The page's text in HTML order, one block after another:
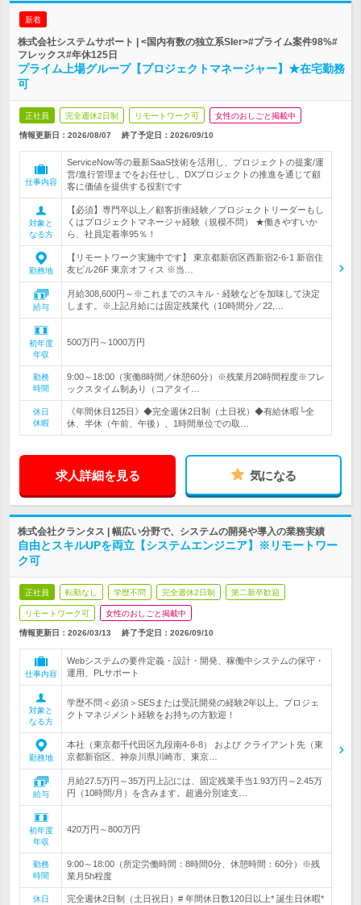
新着
株式会社システムサポート | <国内有数の独立系SIer>#プライム案件98%#
フレックス#年休125日
プライム上場グループ【プロジェクトマネージャー】★在宅勤務
可
正社員 完全週休2日制 リモートワーク可 女性のおしごと掲載中
情報更新日：2026/08/07 終了予定日： 2026/09/10
仕事内容
ServiceNow等の最新SaaS技術を活用し、プロジェクトの提案/運
営/進行管理までをお任せし、DXプロジェクトの推進を通じて顧
客に価値を提供する役割です
対象と
なる方
【必須】専門卒以上／顧客折衝経験／プロジェクトリーダーもし
くはプロジェクトマネージャ経験（規模不問） ★働きやすいか
ら、社員定着率95％！
勤務地
【リモートワーク実施中です】 東京都新宿区西新宿2-6-1 新宿住
友ビル26F 東京オフィス ※当…
給与
月給308,600円～※これまでのスキル・経験などを加味して決定
します。※上記月給には固定残業代（10時間分／22,…
初年度
年収
500万円～1000万円
勤務
時間
9:00～18:00（実働8時間／休憩60分）※残業月20時間程度※フレ
ックスタイム制あり（コアタイ…
休日
休暇
《年間休日125日》◆完全週休2日制（土日祝）◆有給休暇└全
休、半休（午前、午後）、1時間単位での取…
求人詳細を見る 気になる
株式会社クランタス | 幅広い分野で、システムの開発や導入の業務実績
自由とスキルUPを両立【システムエンジニア】※リモートワー
ク可
正社員 転勤なし 学歴不問 完全週休2日制 第二新卒歓迎
リモートワーク可 女性のおしごと掲載中
情報更新日：2026/03/13 終了予定日： 2026/09/10
仕事内容
Webシステムの要件定義・設計・開発、稼働中システムの保守・
運用、PLサポート
対象と
なる方
学歴不問＜必須＞SESまたは受託開発の経験2年以上。プロジェ
クトマネジメント経験をお持ちの方歓迎！
勤務地
本社（東京都千代田区九段南4-8-8） および クライアント先（東
京都新宿区、神奈川県川崎市、東京…
給与
月給27.5万円～35万円上記には、固定残業手当1.93万円～2.45万
円（10時間/月）を含みます。超過分別途支…
初年度
年収
420万円～800万円
勤務
時間
9:00～18:00（所定労働時間：8時間0分、休憩時間：60分）※残
業月5h程度
休日
完全週休2日制（土日祝日）# 年間休日数120日以上* 誕生日休暇*